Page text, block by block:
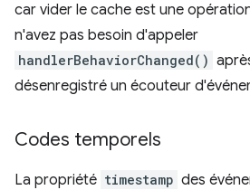
car vider le cache est une
n'avez pas besoin d'appeler
handlerBehaviorChanged()
désenregistré un écouteur
Codes temporels
La propriété timestamp des